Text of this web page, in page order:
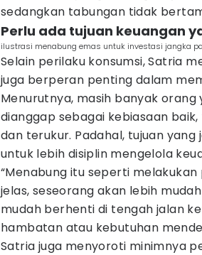
sedangkan tabungan tidak
Perlu ada tujuan keuangan
ilustrasi menabung emas untuk investasi jangka
Selain perilaku konsumsi, Satria
juga berperan penting dalam
Menurutnya, masih banyak
dianggap sebagai kebiasaan
dan terukur. Padahal, tujuan
untuk lebih disiplin mengelola
“Menabung itu seperti
jelas, seseorang akan lebih
mudah berhenti di tengah jalan
hambatan atau kebutuhan
Satria juga menyoroti minimnya